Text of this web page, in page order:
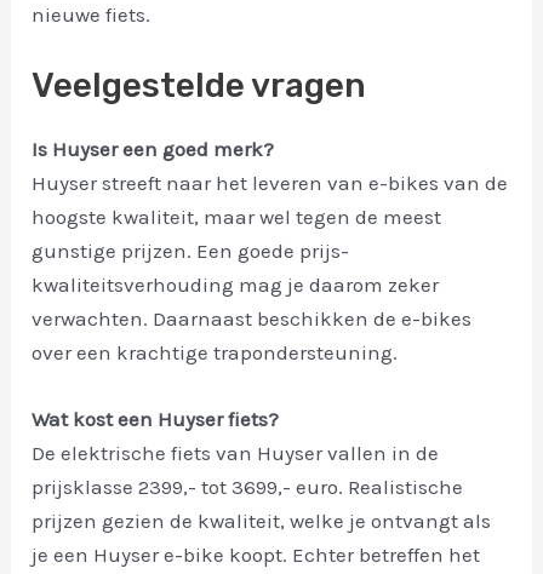
nieuwe fiets.
Veelgestelde vragen
Is Huyser een goed merk?
Huyser streeft naar het leveren van e-bikes van de
hoogste kwaliteit, maar wel tegen de meest
gunstige prijzen. Een goede prijs-
kwaliteitsverhouding mag je daarom zeker
verwachten. Daarnaast beschikken de e-bikes
over een krachtige trapondersteuning.
Wat kost een Huyser fiets?
De elektrische fiets van Huyser vallen in de
prijsklasse 2399,- tot 3699,- euro. Realistische
prijzen gezien de kwaliteit, welke je ontvangt als
je een Huyser e-bike koopt. Echter betreffen het